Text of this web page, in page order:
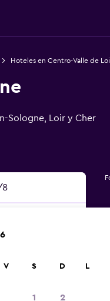
Hoteles en Centro-Valle de
Sologne, Loir y Cher
8
V S D
1 2
L